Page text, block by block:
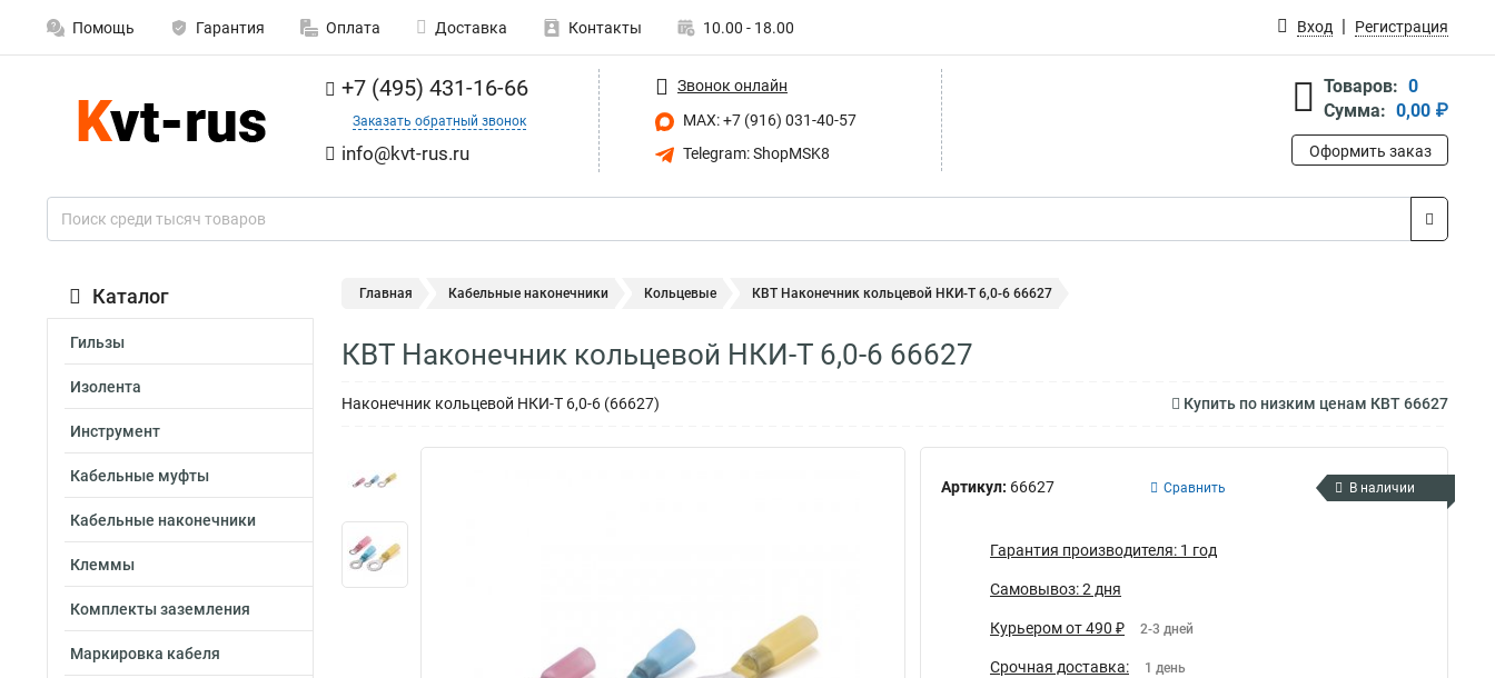
Помощь Гарантия Оплата Доставка Контакты 10.00 - 18.00 Вход Регистрация
+7 (495) 431-16-66
Заказать обратный звонок
info@kvt-rus.ru
Звонок онлайн
MAX: +7 (916) 031-40-57
Telegram: ShopMSK8
Товаров: 0
Сумма: 0,00 ₽
Оформить заказ
Каталог
Гильзы
Изолента
Инструмент
Кабельные муфты
Кабельные наконечники
Клеммы
Комплекты заземления
Маркировка кабеля
Главная Кабельные наконечники Кольцевые КВТ Наконечник кольцевой НКИ-Т 6,0-6 66627
КВТ Наконечник кольцевой НКИ-Т 6,0-6 66627
Наконечник кольцевой НКИ-Т 6,0-6 (66627) Купить по низким ценам КВТ 66627
Артикул: 66627 Сравнить В наличии
Гарантия производителя: 1 год
Самовывоз: 2 дня
Курьером от 490 ₽ 2-3 дней
Срочная доставка: 1 день